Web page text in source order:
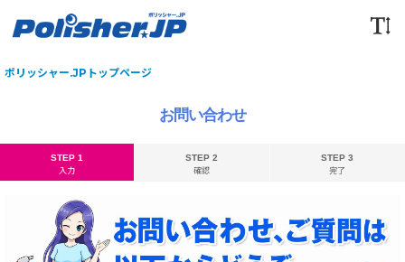
ポリッシャー.JPトップページ
お問い合わせ
STEP 1
入力
STEP 2
確認
STEP 3
完了